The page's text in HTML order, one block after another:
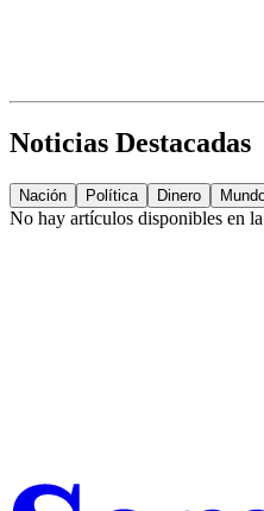
Noticias Destacadas
Nación Política Dinero
No hay artículos disponibles en